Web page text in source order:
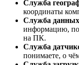
Служба
координаты
Служба
информацию,
на ПК.
Служба
понимаете, о